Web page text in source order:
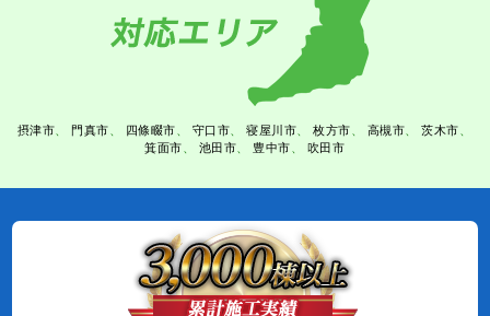
摂津市 門真市 四條畷市 守口市 寝屋川市 枚方市 高槻市
茨木市
箕面市
池田市 豊中市 吹田市